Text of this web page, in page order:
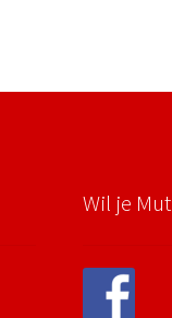
Wil je